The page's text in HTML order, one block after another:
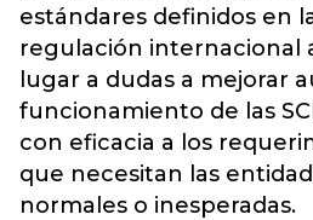
estándares definidos en
regulación internacional
lugar a dudas a mejorar
funcionamiento de las
con eficacia a los
que necesitan las
normales o inesperadas.